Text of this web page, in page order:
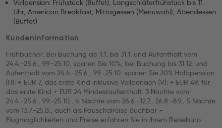
Vollpension: Frühstück (Buffet), Langschläferfrühstück bis 11
Uhr, American Breakfast, Mittagessen (Menüwahl), Abendessen
(Buffet)
Kundeninformation
Frühbucher: Bei Buchung ab 1.1. bis 31.1. und Aufenthalt vom
24.4.-25.6., 9.9.-25.10. sparen Sie 10%, bei Buchung bis 31.12. und
Aufenthalt vom 24.4.-25.6., 9.9.-25.10. sparen Sie 20% Halbpension
(H): + EUR 7, das erste Kind inklusive Vollpension (V): + EUR 49, für
das erste Kind + EUR 24 Mindestaufenthalt: 3 Nächte vom
24.4.-25.6., 9.9.-25.10., 4 Nächte vom 26.6.-12.7., 26.8.-8.9., 5 Nächte
vom 13.7.-25.8., auch als Pauschalreise buchbar -
Flugmöglichkeiten und Preise erfahren Sie in Ihrem Reisebüro